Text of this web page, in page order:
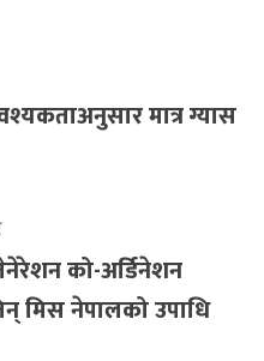
मात्र ग्यास
को-अर्डिनेशन
मिस नेपालको उपाधि